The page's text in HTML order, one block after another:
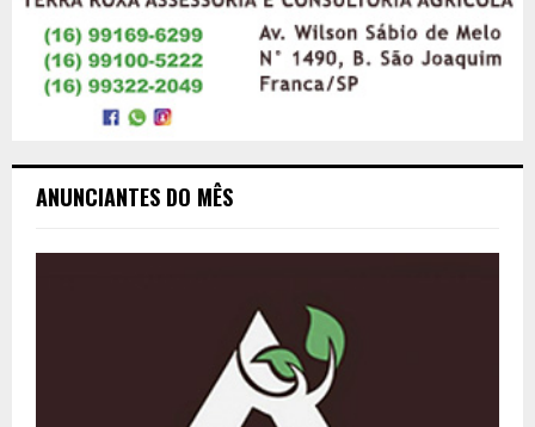
ANUNCIANTES DO MÊS